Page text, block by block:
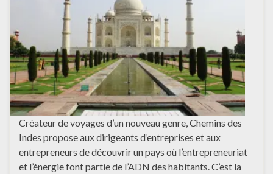
Créateur de voyages d’un nouveau genre, Chemins des
Indes propose aux dirigeants d’entreprises et aux
entrepreneurs de découvrir un pays où l’entrepreneuriat
et l’énergie font partie de l’ADN des habitants. C’est la